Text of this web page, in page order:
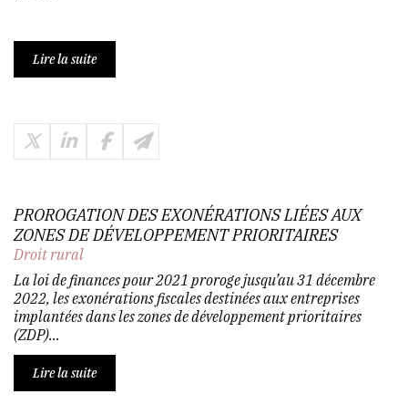
Lire la suite
PROROGATION DES EXONÉRATIONS LIÉES AUX
ZONES DE DÉVELOPPEMENT PRIORITAIRES
Droit rural
La loi de finances pour 2021 proroge jusqu’au 31 décembre
2022, les exonérations fiscales destinées aux entreprises
implantées dans les zones de développement prioritaires
(ZDP)...
Lire la suite